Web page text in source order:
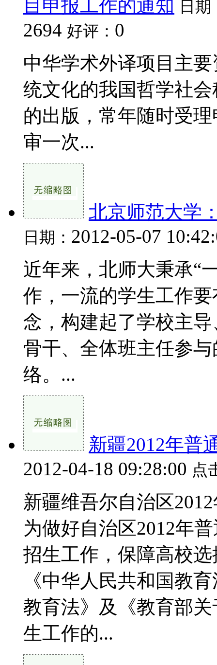
目申报工作的通知 日期
2694 好评： 0
中华学术外译项目主
统文化的我国哲学社
的出版，常年随时受
审一次...
北京师范大学
日期： 2012-05-07
近年来，北师大秉承“
作，一流的学生工作
念，构建起了学校主
骨干、全体班主任参
络。...
新疆2012年普
2012-04-18 09:28:00 点
新疆维吾尔自治区
为做好自治区2012年
招生工作，保障高校
《中华人民共和国教
教育法》及《教育部
生工作的...